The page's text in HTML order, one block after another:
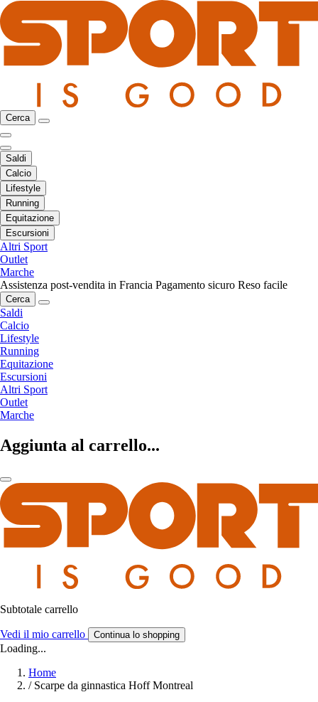
Cerca
Saldi
Calcio
Lifestyle
Running
Equitazione
Escursioni
Altri Sport
Outlet
Marche
Assistenza post-vendita in Francia Pagamento sicuro Reso facile
Cerca
Saldi
Calcio
Lifestyle
Running
Equitazione
Escursioni
Altri Sport
Outlet
Marche
Aggiunta al carrello...
Subtotale carrello
Vedi il mio carrello Continua lo shopping
Loading...
Home
/ Scarpe da ginnastica Hoff Montreal